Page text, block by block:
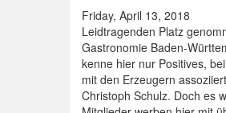
Friday, April 13, 2018
Leidtragenden Platz
Gastronomie Baden-
kenne hier nur Positives,
mit den Erzeugern
Christoph Schulz. Doch es